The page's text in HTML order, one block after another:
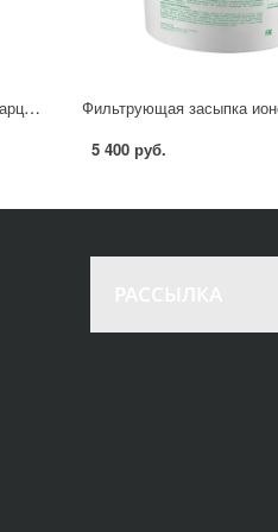
Фильтрующая засыпка омытый кварц Гейзер 10 кг
5 400 руб.